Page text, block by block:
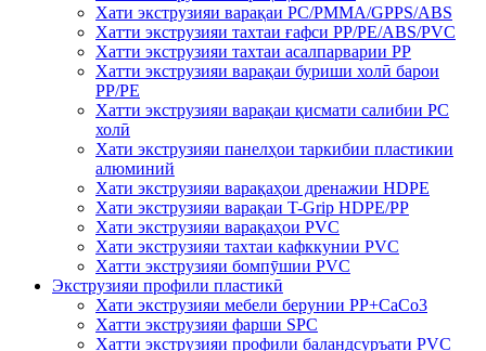
Хати экструзияи варақаи PC/PMMA/GPPS/ABS
Хатти экструзияи тахтаи ғафси PP/PE/ABS/PVC
Хатти экструзияи тахтаи асалпарварии PP
Хатти экструзияи варақаи буриши холӣ барои
PP/PE
Хатти экструзияи варақаи қисмати салибии PC
холӣ
Хати экструзияи панелҳои таркибии пластикии
алюминий
Хати экструзияи варақаҳои дренажии HDPE
Хати экструзияи варақаи T-Grip HDPE/PP
Хати экструзияи варақаҳои PVC
Хати экструзияи тахтаи кафккунии PVC
Хатти экструзияи бомпӯшии PVC
Экструзияи профили пластикӣ
Хати экструзияи мебели берунии PP+CaCo3
Хатти экструзияи фарши SPC
Хатти экструзияи профили баландсуръати PVC